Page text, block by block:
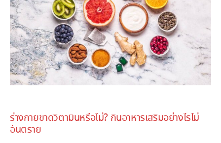
ร่างกายขาดวิตามินหรือไม่? กินอาหารเสริมอย่างไรไม่
อันตราย